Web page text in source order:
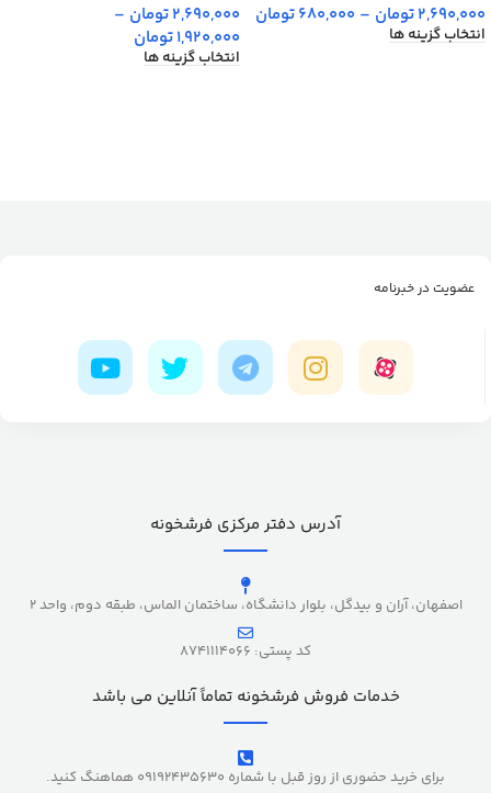
2,690,000تومان –
680,000تومان
انتخاب گزینه ها
2,690,000تومان –
1,920,000تومان
انتخاب گزینه ها
عضویت در خبرنامه
آدرس دفتر مرکزی فرشخونه
اصفهان، آران و بیدگل، بلوار دانشگاه، ساختمان الماس، طبقه دوم، واحد 2
کد پستی: 8741114066
خدمات فروش فرشخونه تماماً آنلاین می باشد
برای خرید حضوری از روز قبل با شماره 09192435630 هماهنگ کنید.